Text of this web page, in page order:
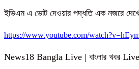
ইভিএম এ ভোট দেওয়ার পদ্ধতি এক নজরে
https://www.youtube.com/
News18 Bangla Live | বাংলার খবর